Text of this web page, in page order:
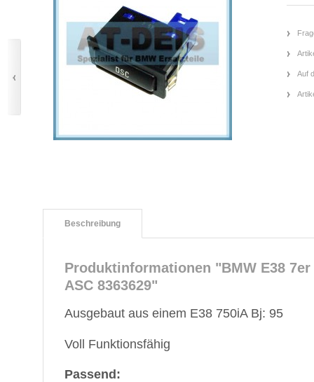
Auf
Beschreibung
Produktinformationen "BMW E38 7er
ASC 8363629"
Ausgebaut aus einem E38 750iA Bj: 95
Voll Funktionsfähig
Passend: